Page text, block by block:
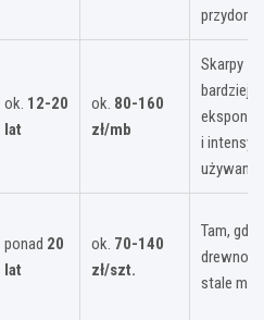
ok. 12-20
lat
ok. 80-160
zł/mb
Skarpy
bardziej
i
używane
ponad 20
lat
ok. 70-140
zł/szt.
Tam,
drewno
stale